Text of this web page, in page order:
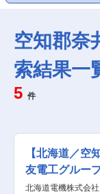
空知郡奈
索結果一
5 件
【北海道／空
友電工グルー
北海道電機株式会社